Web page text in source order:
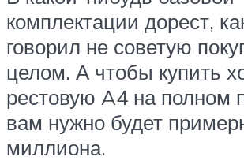
комплектации дорест,
говорил не советую
целом. А чтобы купить
рестовую A4 на полном
вам нужно будет
миллиона.